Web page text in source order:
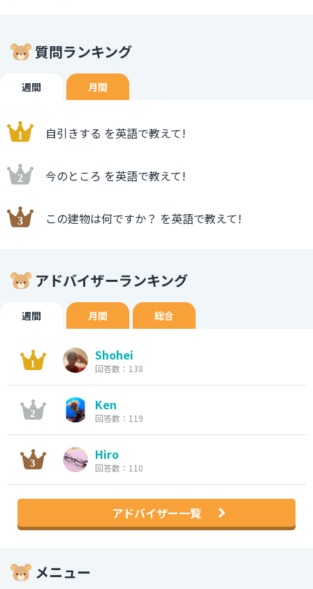
質問ランキング
週間 月間
自引きする を英語で教えて!
今のところ を英語で教えて!
この建物は何ですか？ を英語で教えて!
アドバイザーランキング
週間 月間 総合
Shohei
回答数：138
Ken
回答数：119
Hiro
回答数：110
アドバイザー一覧
メニュー